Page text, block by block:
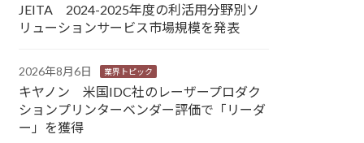
JEITA 2024-2025年度の利活用分野別ソ
リューションサービス市場規模を発表
2026年8月6日 業界トピック
キヤノン 米国IDC社のレーザープロダク
ションプリンターベンダー評価で「リーダ
ー」を獲得